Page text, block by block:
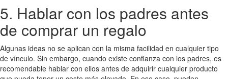
5. Hablar con los padres antes
de comprar un regalo
Algunas ideas no se aplican con la misma facilidad en cualquier tipo
de vínculo. Sin embargo, cuando existe confianza con los padres, es
recomendable hablar con ellos antes de adquirir cualquier producto